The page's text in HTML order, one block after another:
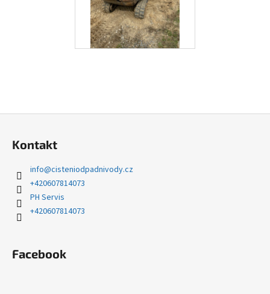
Kontakt
info@cisteniodpadnivody.cz
+420607814073
PH Servis
+420607814073
Facebook